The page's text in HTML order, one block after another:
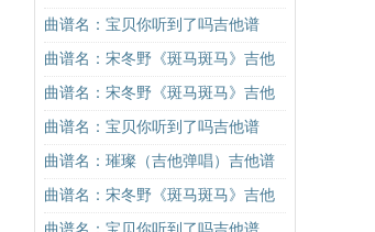
谱
谱C调原版（酷音小伟吉他教学）吉
他谱
曲谱名：宝贝你听到了吗吉他谱
曲谱名：宋冬野《斑马斑马》吉他
谱C调简单版（酷音小伟吉他教学）
吉他谱
曲谱名：宋冬野《斑马斑马》吉他
谱G调初级进阶版（酷音小伟吉他教
学）吉他谱
曲谱名：宝贝你听到了吗吉他谱
曲谱名：璀璨（吉他弹唱）吉他谱
曲谱名：宋冬野《斑马斑马》吉他
谱G调初级进阶版（酷音小伟吉他教